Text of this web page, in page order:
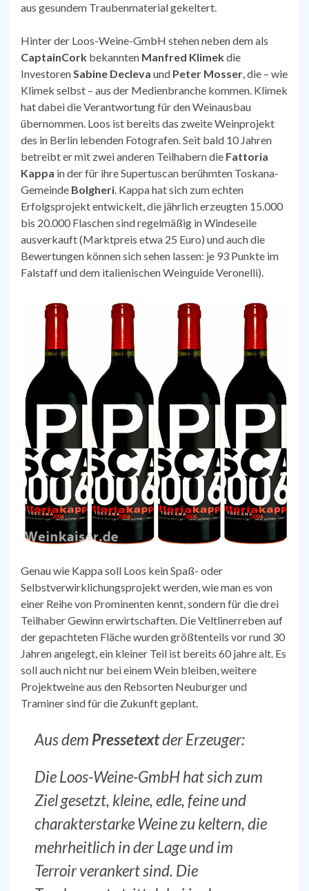
aus gesundem Traubenmaterial gekeltert.
Hinter der Loos-Weine-GmbH stehen neben dem als
CaptainCork bekannten Manfred Klimekdie
InvestorenSabine Decleva und Peter Mosser, die – wie
Klimek selbst – aus der Medienbranche kommen. Klimek
hat dabei die Verantwortung für den Weinausbau
übernommen. Loos ist bereits das zweite Weinprojekt
des in Berlin lebenden Fotografen. Seit bald 10 Jahren
betreibt er mit zwei anderen Teilhabern die Fattoria
Kappa in der für ihre Supertuscan berühmten Toskana-
Gemeinde Bolgheri. Kappa hat sich zum echten
Erfolgsprojekt entwickelt, die jährlich erzeugten 15.000
bis 20.000 Flaschen sind regelmäßig in Windeseile
ausverkauft (Marktpreis etwa 25 Euro) und auch die
Bewertungen können sich sehen lassen: je 93 Punkte im
Falstaff und dem italienischen Weinguide Veronelli).
Genau wie Kappa soll Loos kein Spaß- oder
Selbstverwirklichungsprojekt werden, wie man es von
einer Reihe von Prominenten kennt, sondern für die drei
Teilhaber Gewinn erwirtschaften. Die Veltlinerreben auf
der gepachteten Fläche wurden größtenteils vor rund 30
Jahren angelegt, ein kleiner Teil ist bereits 60 jahre alt. Es
soll auch nicht nur bei einem Wein bleiben, weitere
Projektweine aus den Rebsorten Neuburger und
Traminer sind für die Zukunft geplant.
Aus dem Pressetextder Erzeuger:
Die Loos-Weine-GmbH hat sich zum
Ziel gesetzt, kleine, edle, feine und
charakterstarke Weine zu keltern, die
mehrheitlich in der Lage und im
Terroir verankert sind. Die